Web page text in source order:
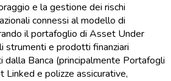
e la gestione dei rischi
connessi al modello di
il portafoglio di Asset Under
strumenti e prodotti finanziari
Banca (principalmente Portafogli
Linked e polizze assicurative,